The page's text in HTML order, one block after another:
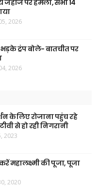
जहाज पर हमला, सभी 14
2026
ट्रंप बोले- बातचीत पर
2026
के लिए रोजाना पहुंच रहे
से हो रही निगरानी
2023
महालक्ष्मी की पूजा, पूजा
2020